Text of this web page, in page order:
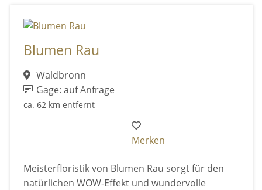
Blumen Rau
Waldbronn
Gage: auf Anfrage
ca. 62 km entfernt
Merken
Meisterfloristik von Blumen Rau sorgt für den
natürlichen WOW-Effekt und wundervolle